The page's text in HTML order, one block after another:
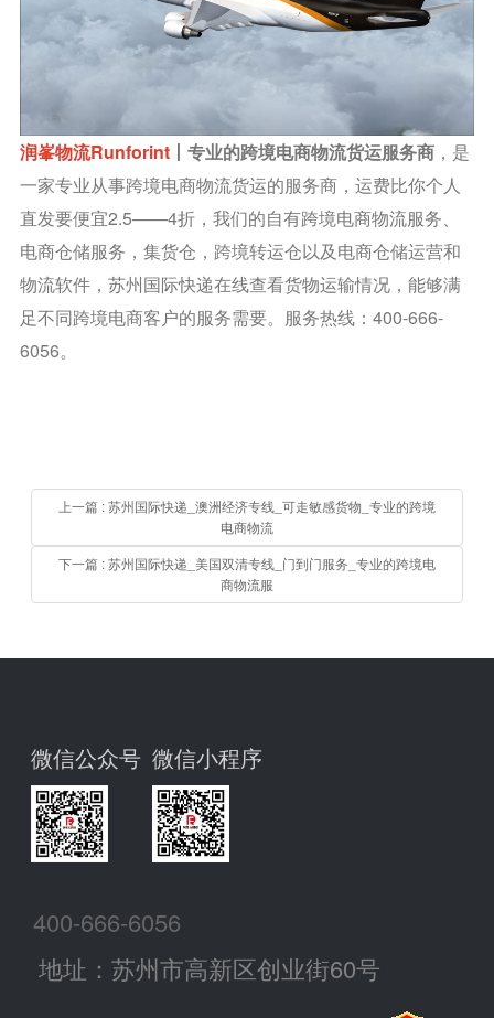
润峯物流Runforint 丨专业的跨境电商物流货运服务商 ，是
一家专业从事跨境电商物流货运的服务商，运费比你个人
直发要便宜2.5——4折，我们的自有跨境电商物流服务、
电商仓储服务，集货仓，跨境转运仓以及电商仓储运营和
物流软件，苏州国际快递在线查看货物运输情况，能够满
足不同跨境电商客户的服务需要。服务热线：400-666-
6056。
上一篇 : 苏州国际快递_澳洲经济专线_可走敏感货物_专业的跨境
电商物流
下一篇 : 苏州国际快递_美国双清专线_门到门服务_专业的跨境电
商物流服
微信公众号 微信小程序
400-666-6056
地址：苏州市高新区创业街60号